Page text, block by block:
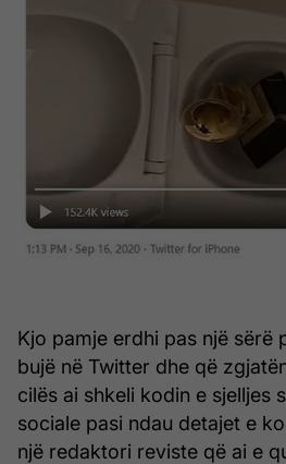
Kjo pamje erdhi pas një sërë
bujë në Twitter dhe që
cilës ai shkeli kodin e sjelljes
sociale pasi ndau detajet e
një redaktori reviste që ai e